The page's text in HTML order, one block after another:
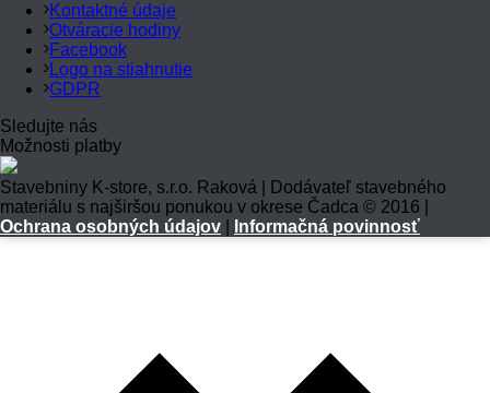
Kontaktné údaje
Otváracie hodiny
Facebook
Logo na stiahnutie
GDPR
Sledujte nás
Možnosti platby
Stavebniny K-store, s.r.o. Raková | Dodávateľ stavebného
materiálu s najširšou ponukou v okrese Čadca © 2016 |
Ochrana osobných údajov
Informačná povinnosť